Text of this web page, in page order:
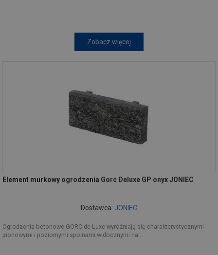
Zobacz więcej
Element murkowy ogrodzenia Gorc Deluxe GP onyx JONIEC
Dostawca: JONIEC
Ogrodzenia betonowe GORC de Luxe wyróżniają się charakterystycznymi
pionowymi i poziomymi spoinami widocznymi na...